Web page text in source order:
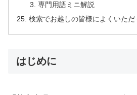
専門用語ミニ解説
検索でお越しの皆様によくいただ
はじめに